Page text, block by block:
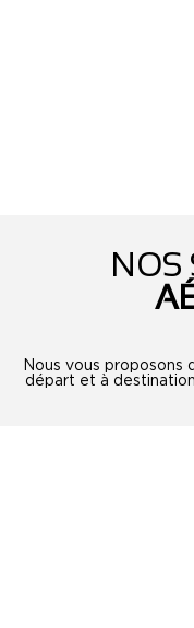
NOS
Nous vous proposons
départ et à